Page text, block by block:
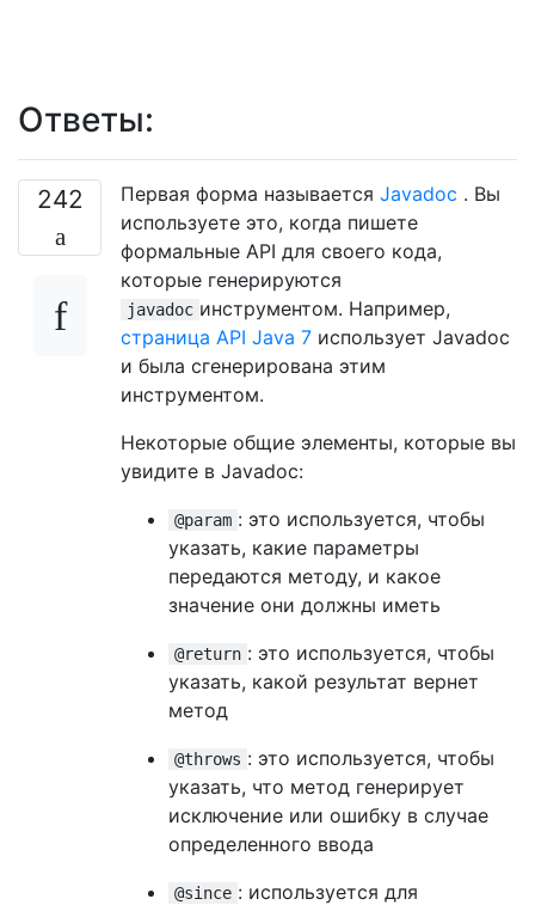
Ответы:
242 Первая форма называется Javadoc . Вы
используете это, когда пишете
формальные API для своего кода,
которые генерируются
javadoc инструментом. Например,
страница API Java 7 использует Javadoc
и была сгенерирована этим
инструментом.
Некоторые общие элементы, которые вы
увидите в Javadoc:
@param : это используется, чтобы
указать, какие параметры
передаются методу, и какое
значение они должны иметь
@return : это используется, чтобы
указать, какой результат вернет
метод
@throws : это используется, чтобы
указать, что метод генерирует
исключение или ошибку в случае
определенного ввода
@since : используется для